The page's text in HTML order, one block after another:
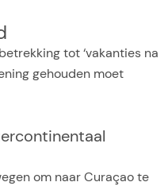
tot ‘vakanties na
gehouden moet
om naar Curaçao te